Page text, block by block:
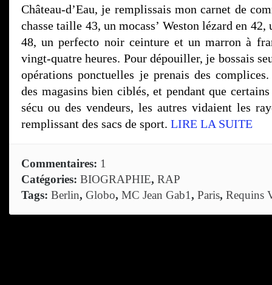
Château-d’Eau, je remplissais mon carnet de
chasse taille 43, un mocass’ Weston lézard en
48, un perfecto noir ceinture et un marron à
vingt-quatre heures. Pour dépouiller, je bossais
opérations ponctuelles je prenais des
des magasins bien ciblés, et pendant que
sécu ou des vendeurs, les autres vidaient les
remplissant des sacs de sport. LIRE LA SUITE
Commentaires: 1
Catégories: BIOGRAPHIE, RAP
Tags: Berlin, Globo, MC Jean Gab1, Paris, Requins